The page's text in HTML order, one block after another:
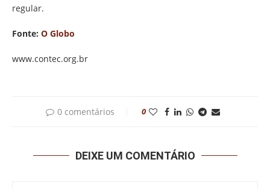
regular.
Fonte: O Globo
www.contec.org.br
0 comentários 0
DEIXE UM COMENTÁRIO